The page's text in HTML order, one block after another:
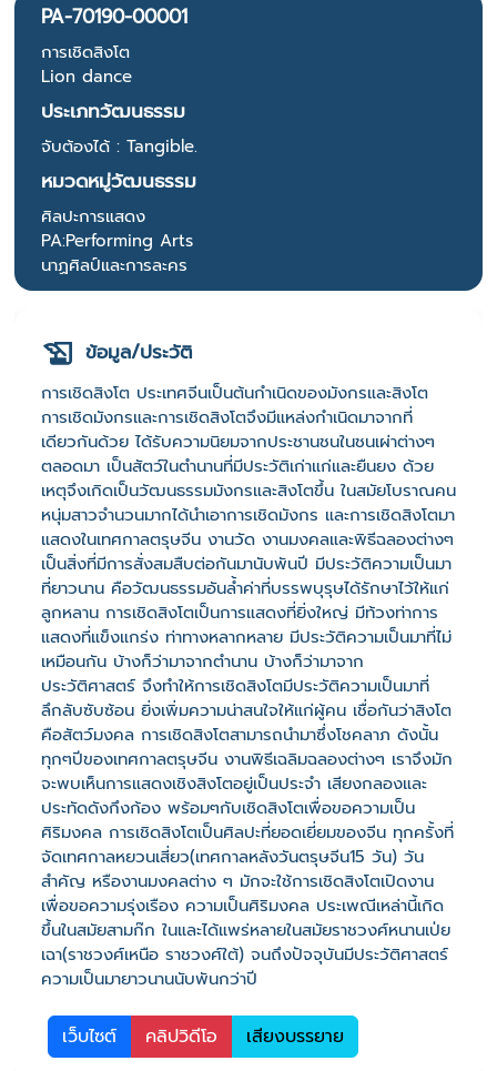
PA-70190-00001
การเชิดสิงโต
Lion dance
ประเภทวัฒนธรรม
จับต้องได้ : Tangible.
หมวดหมู่วัฒนธรรม
ศิลปะการแสดง
PA:Performing Arts
นาฏศิลป์และการละคร
ข้อมูล/ประวัติ
การเชิดสิงโต ประเทศจีนเป็นต้นกำเนิดของมังกรและสิงโต
การเชิดมังกรและการเชิดสิงโตจึงมีแหล่งกำเนิดมาจากที่
เดียวกันด้วย ได้รับความนิยมจากประชานชนในชนเผ่าต่างๆ
ตลอดมา เป็นสัตว์ในตำนานที่มีประวัติเก่าแก่และยืนยง ด้วย
เหตุจึงเกิดเป็นวัฒนธรรมมังกรและสิงโตขึ้น ในสมัยโบราณคน
หนุ่มสาวจำนวนมากได้นำเอาการเชิดมังกร และการเชิดสิงโตมา
แสดงในเทศกาลตรุษจีน งานวัด งานมงคลและพิธีฉลองต่างๆ
เป็นสิ่งที่มีการสั่งสมสืบต่อกันมานับพันปี มีประวัติความเป็นมา
ที่ยาวนาน คือวัฒนธรรมอันล้ำค่าที่บรรพบุรุษได้รักษาไว้ให้แก่
ลูกหลาน การเชิดสิงโตเป็นการแสดงที่ยิ่งใหญ่ มีท้วงท่าการ
แสดงที่แข็งแกร่ง ท่าทางหลากหลาย มีประวัติความเป็นมาที่ไม่
เหมือนกัน บ้างก็ว่ามาจากตำนาน บ้างก็ว่ามาจาก
ประวัติศาสตร์ จึงทำให้การเชิดสิงโตมีประวัติความเป็นมาที่
ลึกลับซับซ้อน ยิ่งเพิ่มความน่าสนใจให้แก่ผู้คน เชื่อกันว่าสิงโต
คือสัตว์มงคล การเชิดสิงโตสามารถนำมาซึ่งโชคลาภ ดังนั้น
ทุกๆปีของเทศกาลตรุษจีน งานพิธีเฉลิมฉลองต่างๆ เราจึงมัก
จะพบเห็นการแสดงเชิงสิงโตอยู่เป็นประจำ เสียงกลองและ
ประทัดดังกึงก้อง พร้อมๆกับเชิดสิงโตเพื่อขอความเป็น
ศิริมงคล การเชิดสิงโตเป็นศิลปะที่ยอดเยี่ยมของจีน ทุกครั้งที่
จัดเทศกาลหยวนเสี่ยว(เทศกาลหลังวันตรุษจีน15 วัน) วัน
สำคัญ หรืองานมงคลต่าง ๆ มักจะใช้การเชิดสิงโตเปิดงาน
เพื่อขอความรุ่งเรือง ความเป็นศิริมงคล ประเพณีเหล่านี้เกิด
ขึ้นในสมัยสามก๊ก ในและได้แพร่หลายในสมัยราชวงศ์หนานเป่ย
เฉา(ราชวงศ์เหนือ ราชวงศ์ใต้) จนถึงปัจจุบันมีประวัติศาสตร์
ความเป็นมายาวนานนับพันกว่าปี
เว็บไซต์ คลิปวิดีโอ เสียงบรรยาย